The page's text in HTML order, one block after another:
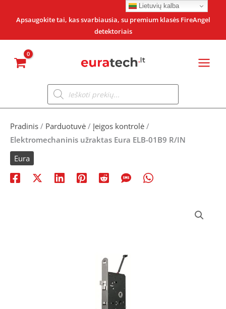
Apsaugokite tai, kas svarbiausia, su premium klasės FireAngel
detektoriais
Products
search
Pradinis / Parduotuvė / Įeigos kontrolė /
Elektromechaninis užraktas Eura ELB-01B9 R/IN
Eura
Lietuvių kalba